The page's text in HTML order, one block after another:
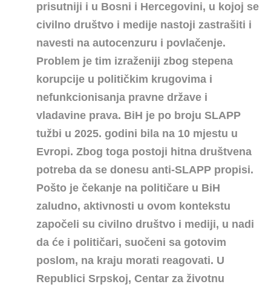
prisutniji i u Bosni i Hercegovini, u kojoj se
civilno društvo i medije nastoji zastrašiti i
navesti na autocenzuru i povlačenje.
Problem je tim izraženiji zbog stepena
korupcije u političkim krugovima i
nefunkcionisanja pravne države i
vladavine prava. BiH je po broju SLAPP
tužbi u 2025. godini bila na 10 mjestu u
Evropi. Zbog toga postoji hitna društvena
potreba da se donesu anti-SLAPP propisi.
Pošto je čekanje na političare u BiH
zaludno, aktivnosti u ovom kontekstu
započeli su civilno društvo i mediji, u nadi
da će i političari, suočeni sa gotovim
poslom, na kraju morati reagovati. U
Republici Srpskoj, Centar za životnu